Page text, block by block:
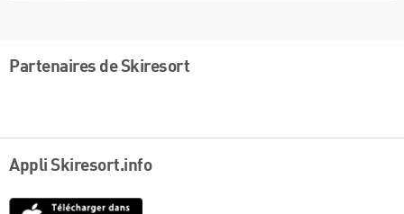
Partenaires de Skiresort
Appli Skiresort.info